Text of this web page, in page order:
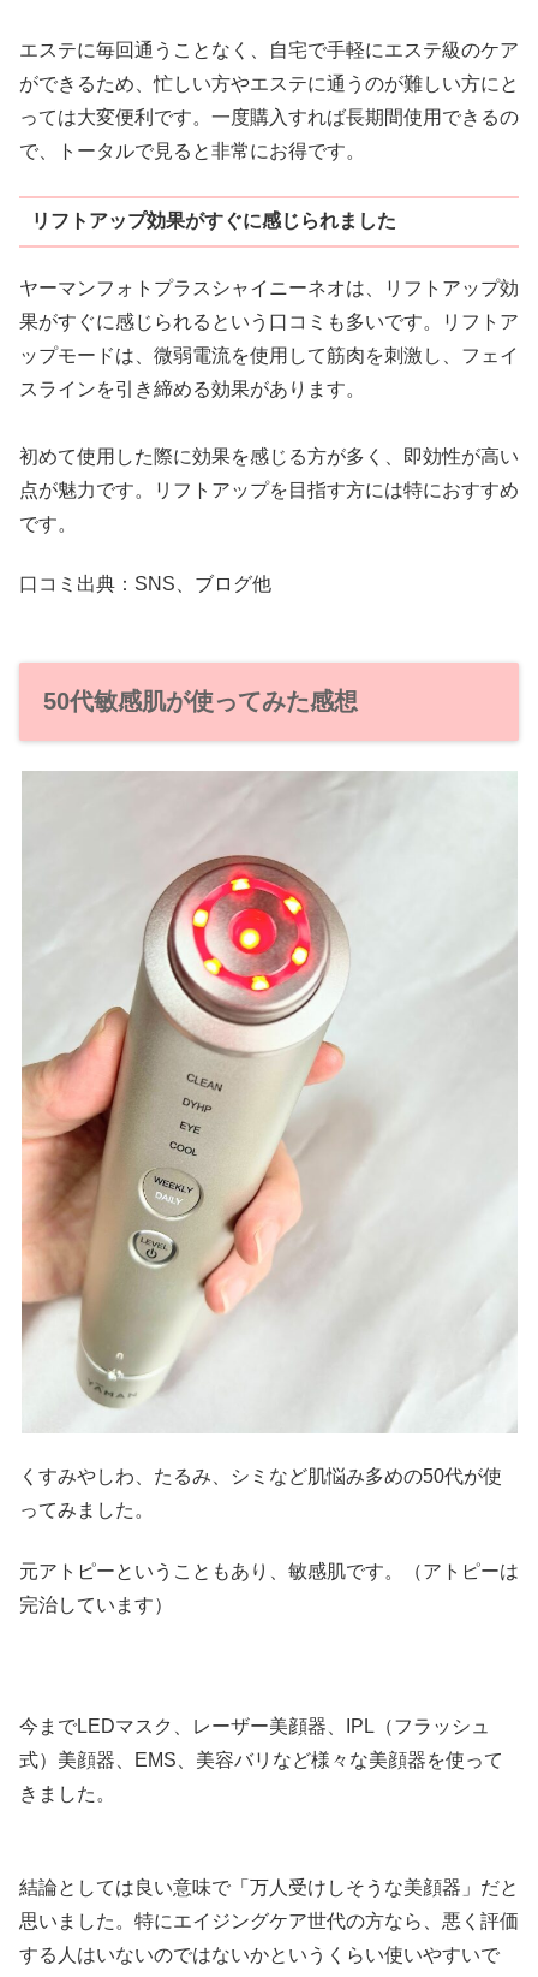
エステに毎回通うことなく、自宅で手軽にエステ級のケア
ができるため、忙しい方やエステに通うのが難しい方にと
っては大変便利です。一度購入すれば長期間使用できるの
で、トータルで見ると非常にお得です。
リフトアップ効果がすぐに感じられました
ヤーマンフォトプラスシャイニーネオは、リフトアップ効
果がすぐに感じられるという口コミも多いです。リフトア
ップモードは、微弱電流を使用して筋肉を刺激し、フェイ
スラインを引き締める効果があります。
初めて使用した際に効果を感じる方が多く、即効性が高い
点が魅力です。リフトアップを目指す方には特におすすめ
です。
口コミ出典：SNS、ブログ他
50代敏感肌が使ってみた感想
くすみやしわ、たるみ、シミなど肌悩み多めの50代が使
ってみました。
元アトピーということもあり、敏感肌です。（アトピーは
完治しています）
今までLEDマスク、レーザー美顔器、IPL（フラッシュ
式）美顔器、EMS、美容バリなど様々な美顔器を使って
きました。
結論としては良い意味で「万人受けしそうな美顔器」だと
思いました。特にエイジングケア世代の方なら、悪く評価
する人はいないのではないかというくらい使いやすいで